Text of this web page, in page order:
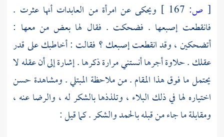
[ ص:
ويحكى عن امرأة من العابدات أنها عثرت .
فانقطعت إصبعها . فضحكت . فقال لها بعض من معها :
أتضحكين ، وقد انقطعت إصبعك ؟ فقالت : أخاطبك على قدر
عقلك . حلاوة أجرها أنستني مرارة ذكرها . إشارة إلى أن عقله لا
يحتمل ما فوق هذا المقام . من ملاحظة المبتلي . ومشاهدة حسن
اختياره لها في ذلك البلاء ، وتلذذها بالشكر له ، والرضا عنه ،
ومقابلة ما جاء من قبله بالحمد والشكر . كما قيل :